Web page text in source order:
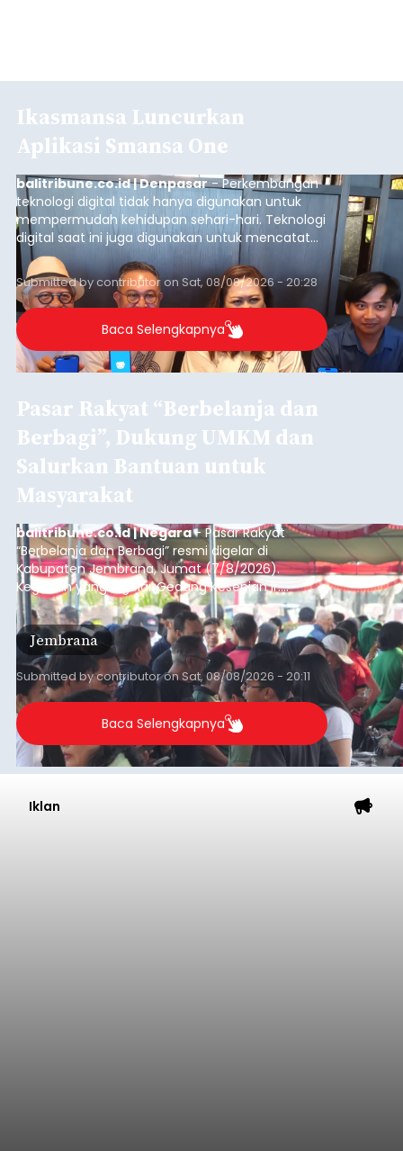
Ikasmansa Luncurkan
Aplikasi Smansa One
balitribune.co.id | Denpasar- Perkembangan
teknologi digital tidak hanya digunakan untuk
mempermudah kehidupan sehari-hari. Teknologi
digital saat ini juga digunakan untuk mencatat
dan mengelola data base alumni dari suatu
sekolah, salah satunya adalah alumni SMA 1
Denpasar.
Submitted bycontributoronSat, 08/08/2026 - 20:28
Baca Selengkapnya
Pasar Rakyat “Berbelanja dan
Berbagi”, Dukung UMKM dan
Salurkan Bantuan untuk
Masyarakat
balitribune.co.id | Negara- Pasar Rakyat
“Berbelanja dan Berbagi” resmi digelar di
Kabupaten Jembrana, Jumat (7/8/2026).
Kegiatan yang digelar Gedung Kesenian Ir.
Soekarno ini memadukan pemberdayaan
ekonomi masyarakat dengan aksi sosial tersebut
mendapat antusiasme tinggi dan mencatat nilai
transaksi mencapai Rp672.733.200.
Jembrana
Submitted bycontributoronSat, 08/08/2026 - 20:11
Baca Selengkapnya
Iklan